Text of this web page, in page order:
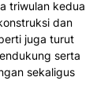
triwulan kedua
dan
juga turut
serta
sekaligus